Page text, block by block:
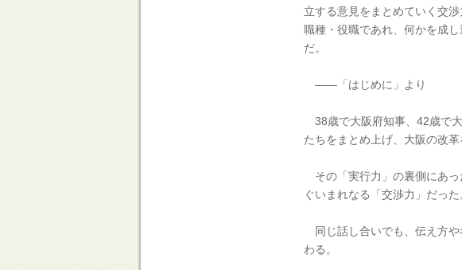
立する意見をまとめていく交
職種・役職であれ、何かを成
だ。
――「はじめに」より
38歳で大阪府知事、42歳で
たちをまとめ上げ、大阪の改革
その「実行力」の裏側にあっ
ぐいまれなる「交渉力」だった
同じ話し合いでも、伝え方
わる。